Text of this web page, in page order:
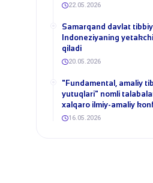
22.05.2026
Samarqand davlat
Indoneziyaning
qiladi
20.05.2026
​"Fundamental, amaliy
yutuqlari" nomli
xalqaro ilmiy-amaliy
16.05.2026